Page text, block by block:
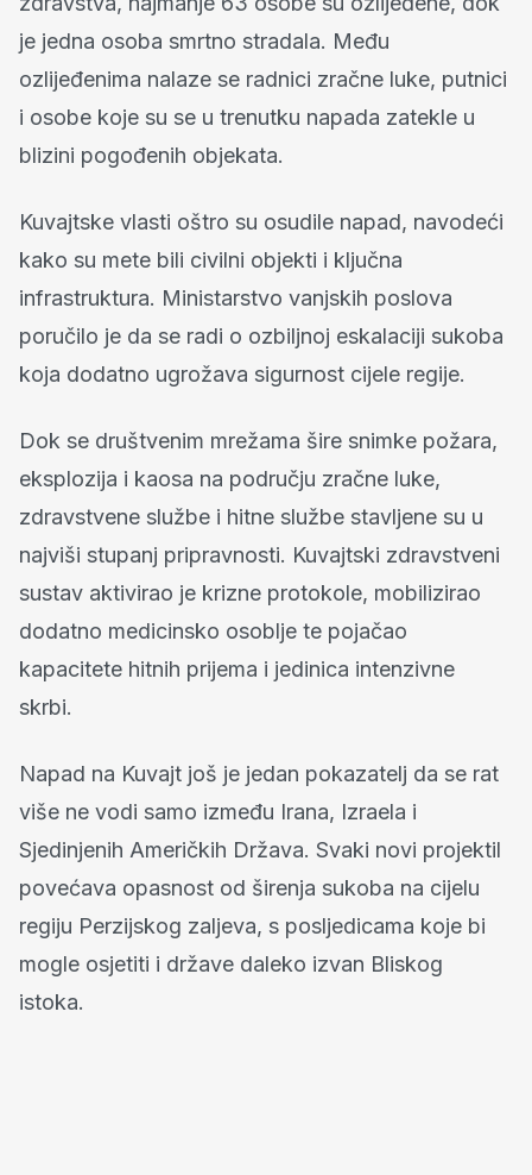
je jedna osoba smrtno stradala. Među
ozlijeđenima nalaze se radnici zračne luke, putnici
i osobe koje su se u trenutku napada zatekle u
blizini pogođenih objekata.
Kuvajtske vlasti oštro su osudile napad, navodeći
kako su mete bili civilni objekti i ključna
infrastruktura. Ministarstvo vanjskih poslova
poručilo je da se radi o ozbiljnoj eskalaciji sukoba
koja dodatno ugrožava sigurnost cijele regije.
Dok se društvenim mrežama šire snimke požara,
eksplozija i kaosa na području zračne luke,
zdravstvene službe i hitne službe stavljene su u
najviši stupanj pripravnosti. Kuvajtski zdravstveni
sustav aktivirao je krizne protokole, mobilizirao
dodatno medicinsko osoblje te pojačao
kapacitete hitnih prijema i jedinica intenzivne
skrbi.
Napad na Kuvajt još je jedan pokazatelj da se rat
više ne vodi samo između Irana, Izraela i
Sjedinjenih Američkih Država. Svaki novi projektil
povećava opasnost od širenja sukoba na cijelu
regiju Perzijskog zaljeva, s posljedicama koje bi
mogle osjetiti i države daleko izvan Bliskog
istoka.